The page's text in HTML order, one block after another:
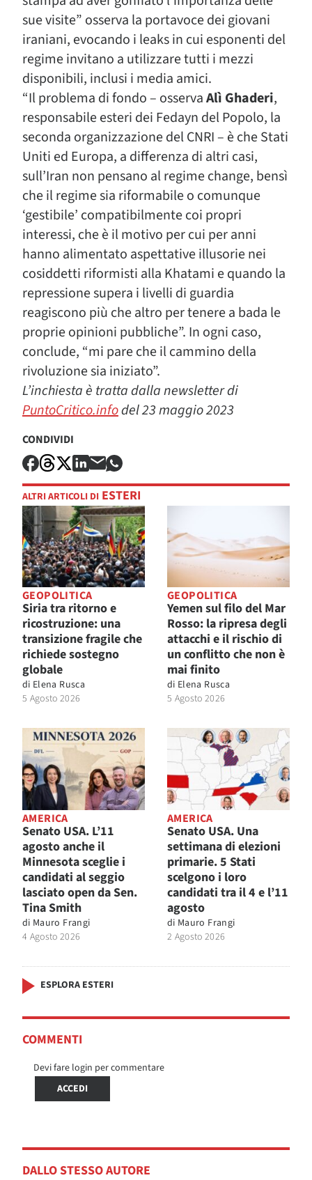
sue visite” osserva la portavoce dei giovani
iraniani, evocando i leaks in cui esponenti del
regime invitano a utilizzare tutti i mezzi
disponibili, inclusi i media amici.
“Il problema di fondo – osservaAlì Ghaderi,
responsabile esteri dei Fedayn del Popolo, la
seconda organizzazione del CNRI – è che Stati
Uniti ed Europa, a differenza di altri casi,
sull’Iran non pensano al regime change, bensì
che il regime sia riformabile o comunque
‘gestibile’ compatibilmente coi propri
interessi, che è il motivo per cui per anni
hanno alimentato aspettative illusorie nei
cosiddetti riformisti alla Khatami e quando la
repressione supera i livelli di guardia
reagiscono più che altro per tenere a bada le
proprie opinioni pubbliche”. In ogni caso,
conclude, “mi pare che il cammino della
rivoluzione sia iniziato”.
L’inchiesta è tratta dalla newsletter di
PuntoCritico.infodel 23 maggio 2023
CONDIVIDI
ALTRI ARTICOLI DI ESTERI
GEOPOLITICA
Siria tra ritorno e
ricostruzione: una
transizione fragile che
richiede sostegno
globale
di Elena Rusca
5 Agosto 2026
GEOPOLITICA
Yemen sul filo del Mar
Rosso: la ripresa degli
attacchi e il rischio di
un conflitto che non è
mai finito
di Elena Rusca
5 Agosto 2026
AMERICA
Senato USA. L’11
agosto anche il
Minnesota sceglie i
candidati al seggio
lasciato open da Sen.
Tina Smith
di Mauro Frangi
4 Agosto 2026
AMERICA
Senato USA. Una
settimana di elezioni
primarie. 5 Stati
scelgono i loro
candidati tra il 4 e l’11
agosto
di Mauro Frangi
2 Agosto 2026
ESPLORA ESTERI
COMMENTI
Devi fare login per commentare
ACCEDI
DALLO STESSO AUTORE